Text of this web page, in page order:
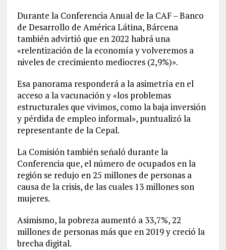
Durante la Conferencia Anual de la CAF – Banco
de Desarrollo de América Látina, Bárcena
también advirtió que en 2022 habrá una
«relentización de la economía y volveremos a
niveles de crecimiento mediocres (2,9%)».
Esa panorama responderá a la asimetría en el
acceso a la vacunación y «los problemas
estructurales que vivimos, como la baja inversión
y pérdida de empleo informal», puntualizó la
representante de la Cepal.
La Comisión también señaló durante la
Conferencia que, el número de ocupados en la
región se redujo en 25 millones de personas a
causa de la crisis, de las cuales 13 millones son
mujeres.
Asimismo, la pobreza aumentó a 33,7%, 22
millones de personas más que en 2019 y creció la
brecha digital.